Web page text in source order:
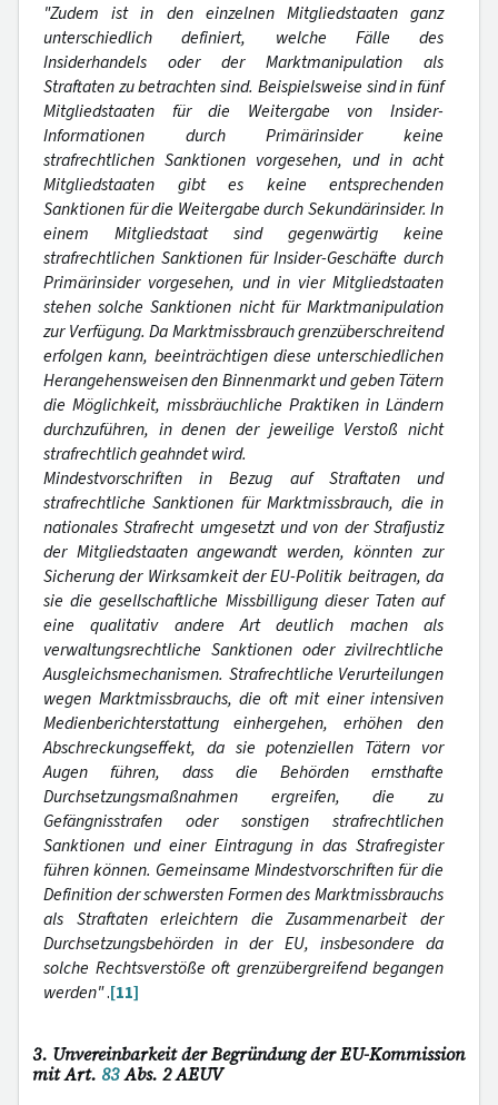
"Zudem ist in den einzelnen Mitgliedstaaten ganz
unterschiedlich definiert, welche Fälle des
Insiderhandels oder der Marktmanipulation als
Straftaten zu betrachten sind. Beispielsweise sind in fünf
Mitgliedstaaten für die Weitergabe von Insider-
Informationen durch Primärinsider keine
strafrechtlichen Sanktionen vorgesehen, und in acht
Mitgliedstaaten gibt es keine entsprechenden
Sanktionen für die Weitergabe durch Sekundärinsider. In
einem Mitgliedstaat sind gegenwärtig keine
strafrechtlichen Sanktionen für Insider-Geschäfte durch
Primärinsider vorgesehen, und in vier Mitgliedstaaten
stehen solche Sanktionen nicht für Marktmanipulation
zur Verfügung. Da Marktmissbrauch grenzüberschreitend
erfolgen kann, beeinträchtigen diese unterschiedlichen
Herangehensweisen den Binnenmarkt und geben Tätern
die Möglichkeit, missbräuchliche Praktiken in Ländern
durchzuführen, in denen der jeweilige Verstoß nicht
strafrechtlich geahndet wird.
Mindestvorschriften in Bezug auf Straftaten und
strafrechtliche Sanktionen für Marktmissbrauch, die in
nationales Strafrecht umgesetzt und von der Strafjustiz
der Mitgliedstaaten angewandt werden, könnten zur
Sicherung der Wirksamkeit der EU-Politik beitragen, da
sie die gesellschaftliche Missbilligung dieser Taten auf
eine qualitativ andere Art deutlich machen als
verwaltungsrechtliche Sanktionen oder zivilrechtliche
Ausgleichsmechanismen. Strafrechtliche Verurteilungen
wegen Marktmissbrauchs, die oft mit einer intensiven
Medienberichterstattung einhergehen, erhöhen den
Abschreckungseffekt, da sie potenziellen Tätern vor
Augen führen, dass die Behörden ernsthafte
Durchsetzungsmaßnahmen ergreifen, die zu
Gefängnisstrafen oder sonstigen strafrechtlichen
Sanktionen und einer Eintragung in das Strafregister
führen können. Gemeinsame Mindestvorschriften für die
Definition der schwersten Formen des Marktmissbrauchs
als Straftaten erleichtern die Zusammenarbeit der
Durchsetzungsbehörden in der EU, insbesondere da
solche Rechtsverstöße oft grenzübergreifend begangen
werden".[11]
3. Unvereinbarkeit der Begründung der EU-Kommission
mit Art. 83Abs. 2 AEUV